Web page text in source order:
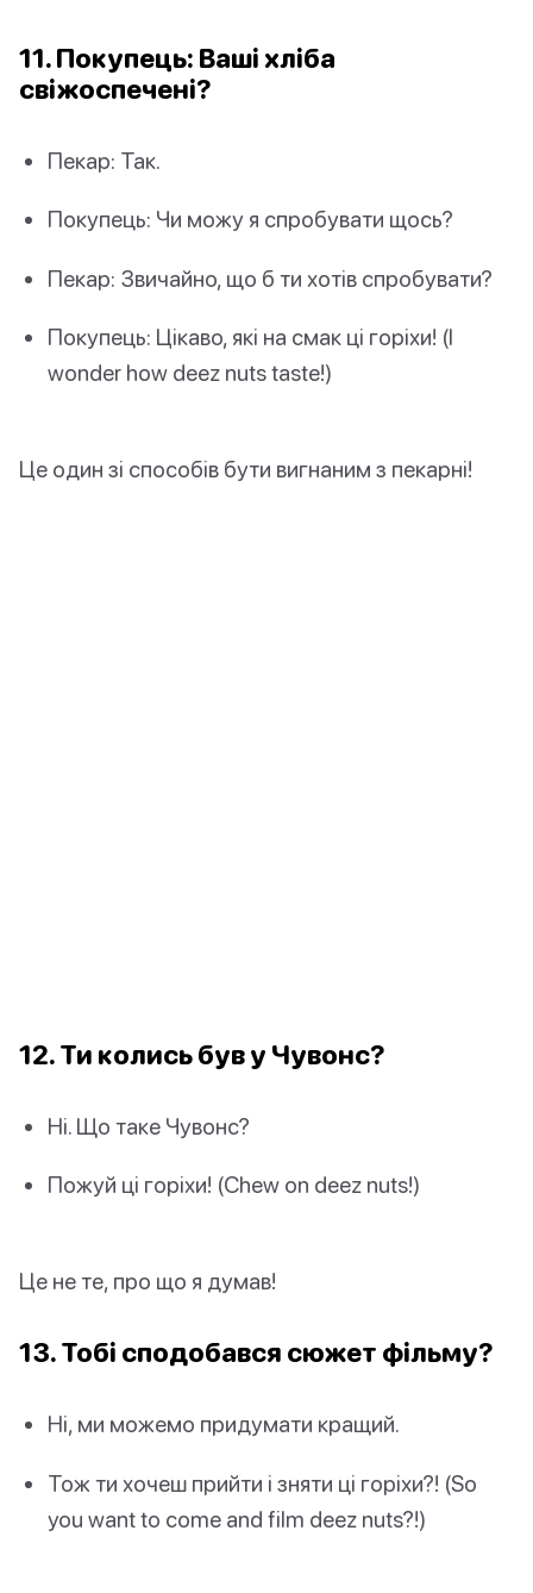
11. Покупець: Ваші хліба
свіжоспечені?
Пекар: Так.
Покупець: Чи можу я спробувати щось?
Пекар: Звичайно, що б ти хотів спробувати?
Покупець: Цікаво, які на смак ці горіхи! (I
wonder how deez nuts taste!)
Це один зі способів бути вигнаним з пекарні!
12. Ти колись був у Чувонс?
Ні. Що таке Чувонс?
Пожуй ці горіхи! (Chew on deez nuts!)
Це не те, про що я думав!
13. Тобі сподобався сюжет фільму?
Ні, ми можемо придумати кращий.
Тож ти хочеш прийти і зняти ці горіхи?! (So
you want to come and film deez nuts?!)